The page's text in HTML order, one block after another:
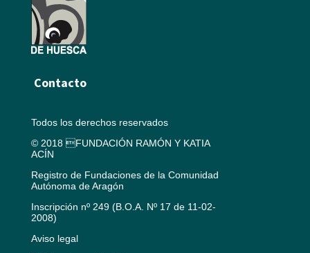
Contacto
Todos los derechos reservados
© 2018 FUNDACIÓN RAMÓN Y KATIA
ACÍN
Registro de Fundaciones de la Comunidad
Autónoma de Aragón
Inscripción nº 249 (B.O.A. Nº 17 de 11-02-
2008)
Aviso legal